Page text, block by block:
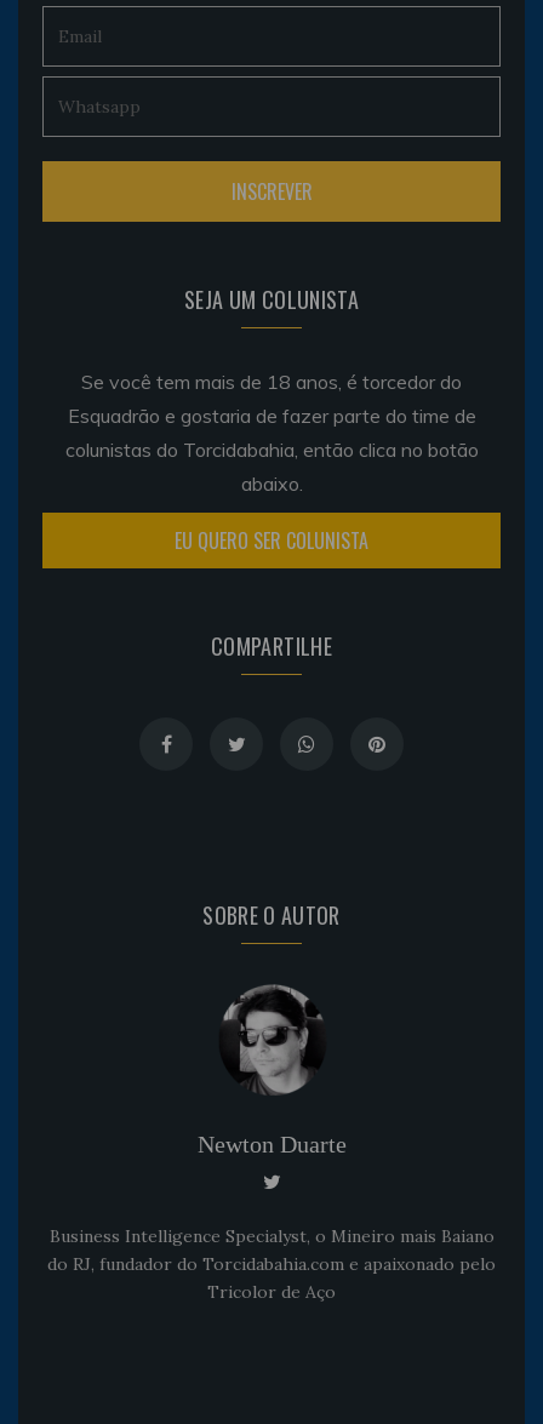
SEJA UM COLUNISTA
Se você tem mais de 18 anos, é torcedor do
Esquadrão e gostaria de fazer parte do time de
colunistas do Torcidabahia, então clica no botão
abaixo.
EU QUERO SER COLUNISTA
COMPARTILHE
SOBRE O AUTOR
Newton Duarte
Business Intelligence Specialyst, o Mineiro mais Baiano
do RJ, fundador do Torcidabahia.com e apaixonado pelo
Tricolor de Aço